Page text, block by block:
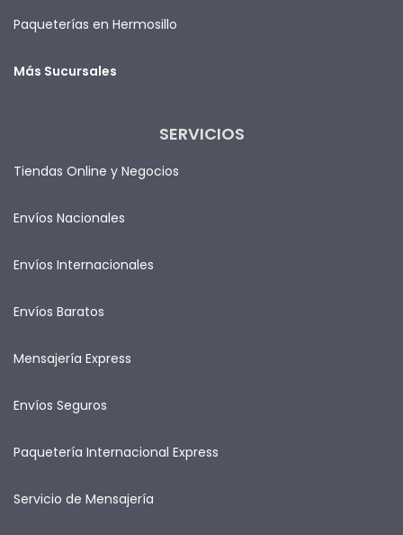
Paqueterías en Hermosillo
Más Sucursales
SERVICIOS
Tiendas Online y Negocios
Envíos Nacionales
Envíos Internacionales
Envíos Baratos
Mensajería Express
Envíos Seguros
Paquetería Internacional Express
Servicio de Mensajería